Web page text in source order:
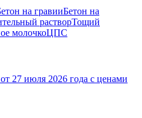
на гравииБетон на
растворТощий
молочкоЦПС
27 июля 2026 года с ценами